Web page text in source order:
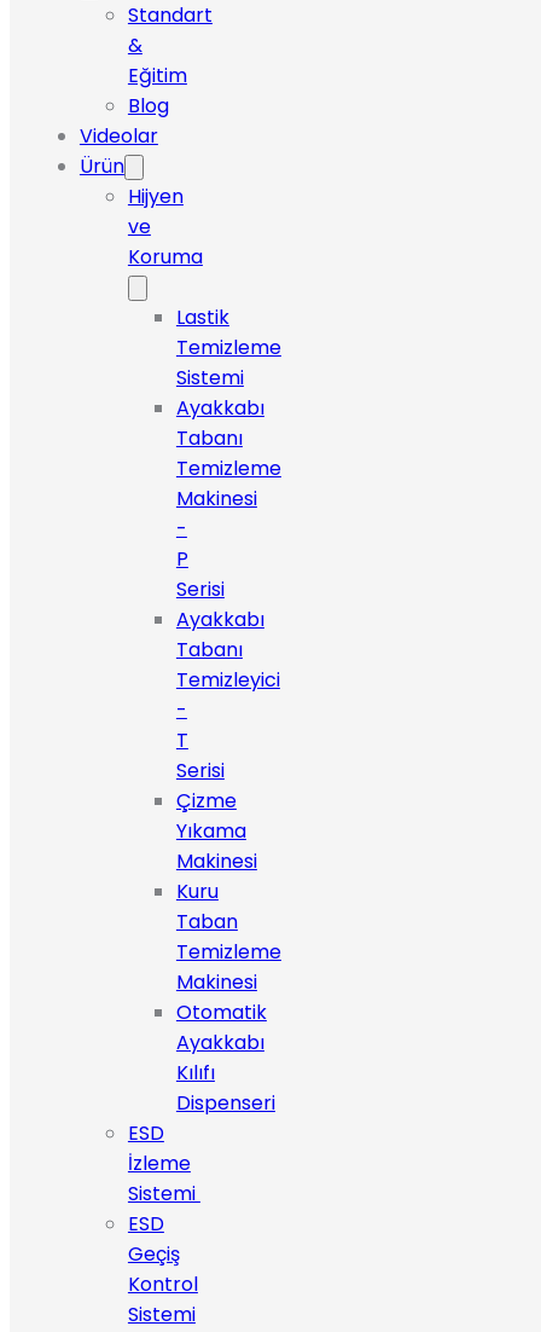
Standart
&
Eğitim
Blog
Videolar
Ürün
Hijyen
ve
Koruma
Lastik
Temizleme
Sistemi
Ayakkabı
Tabanı
Temizleme
Makinesi
-
P
Serisi
Ayakkabı
Tabanı
Temizleyici
-
T
Serisi
Çizme
Yıkama
Makinesi
Kuru
Taban
Temizleme
Makinesi
Otomatik
Ayakkabı
Kılıfı
Dispenseri
ESD
İzleme
Sistemi
ESD
Geçiş
Kontrol
Sistemi